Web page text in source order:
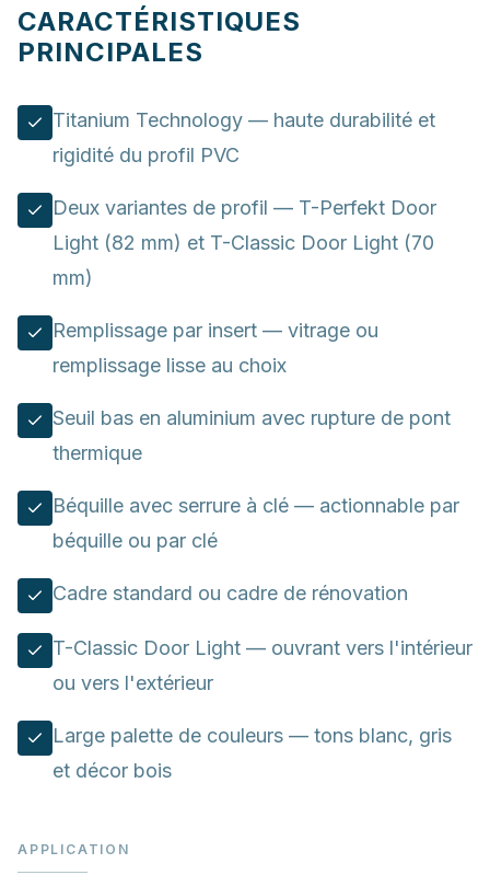
CARACTÉRISTIQUES
PRINCIPALES
Titanium Technology — haute durabilité et
rigidité du profil PVC
Deux variantes de profil — T-Perfekt Door
Light (82 mm) et T-Classic Door Light (70
mm)
Remplissage par insert — vitrage ou
remplissage lisse au choix
Seuil bas en aluminium avec rupture de pont
thermique
Béquille avec serrure à clé — actionnable par
béquille ou par clé
Cadre standard ou cadre de rénovation
T-Classic Door Light — ouvrant vers l'intérieur
ou vers l'extérieur
Large palette de couleurs — tons blanc, gris
et décor bois
APPLICATION